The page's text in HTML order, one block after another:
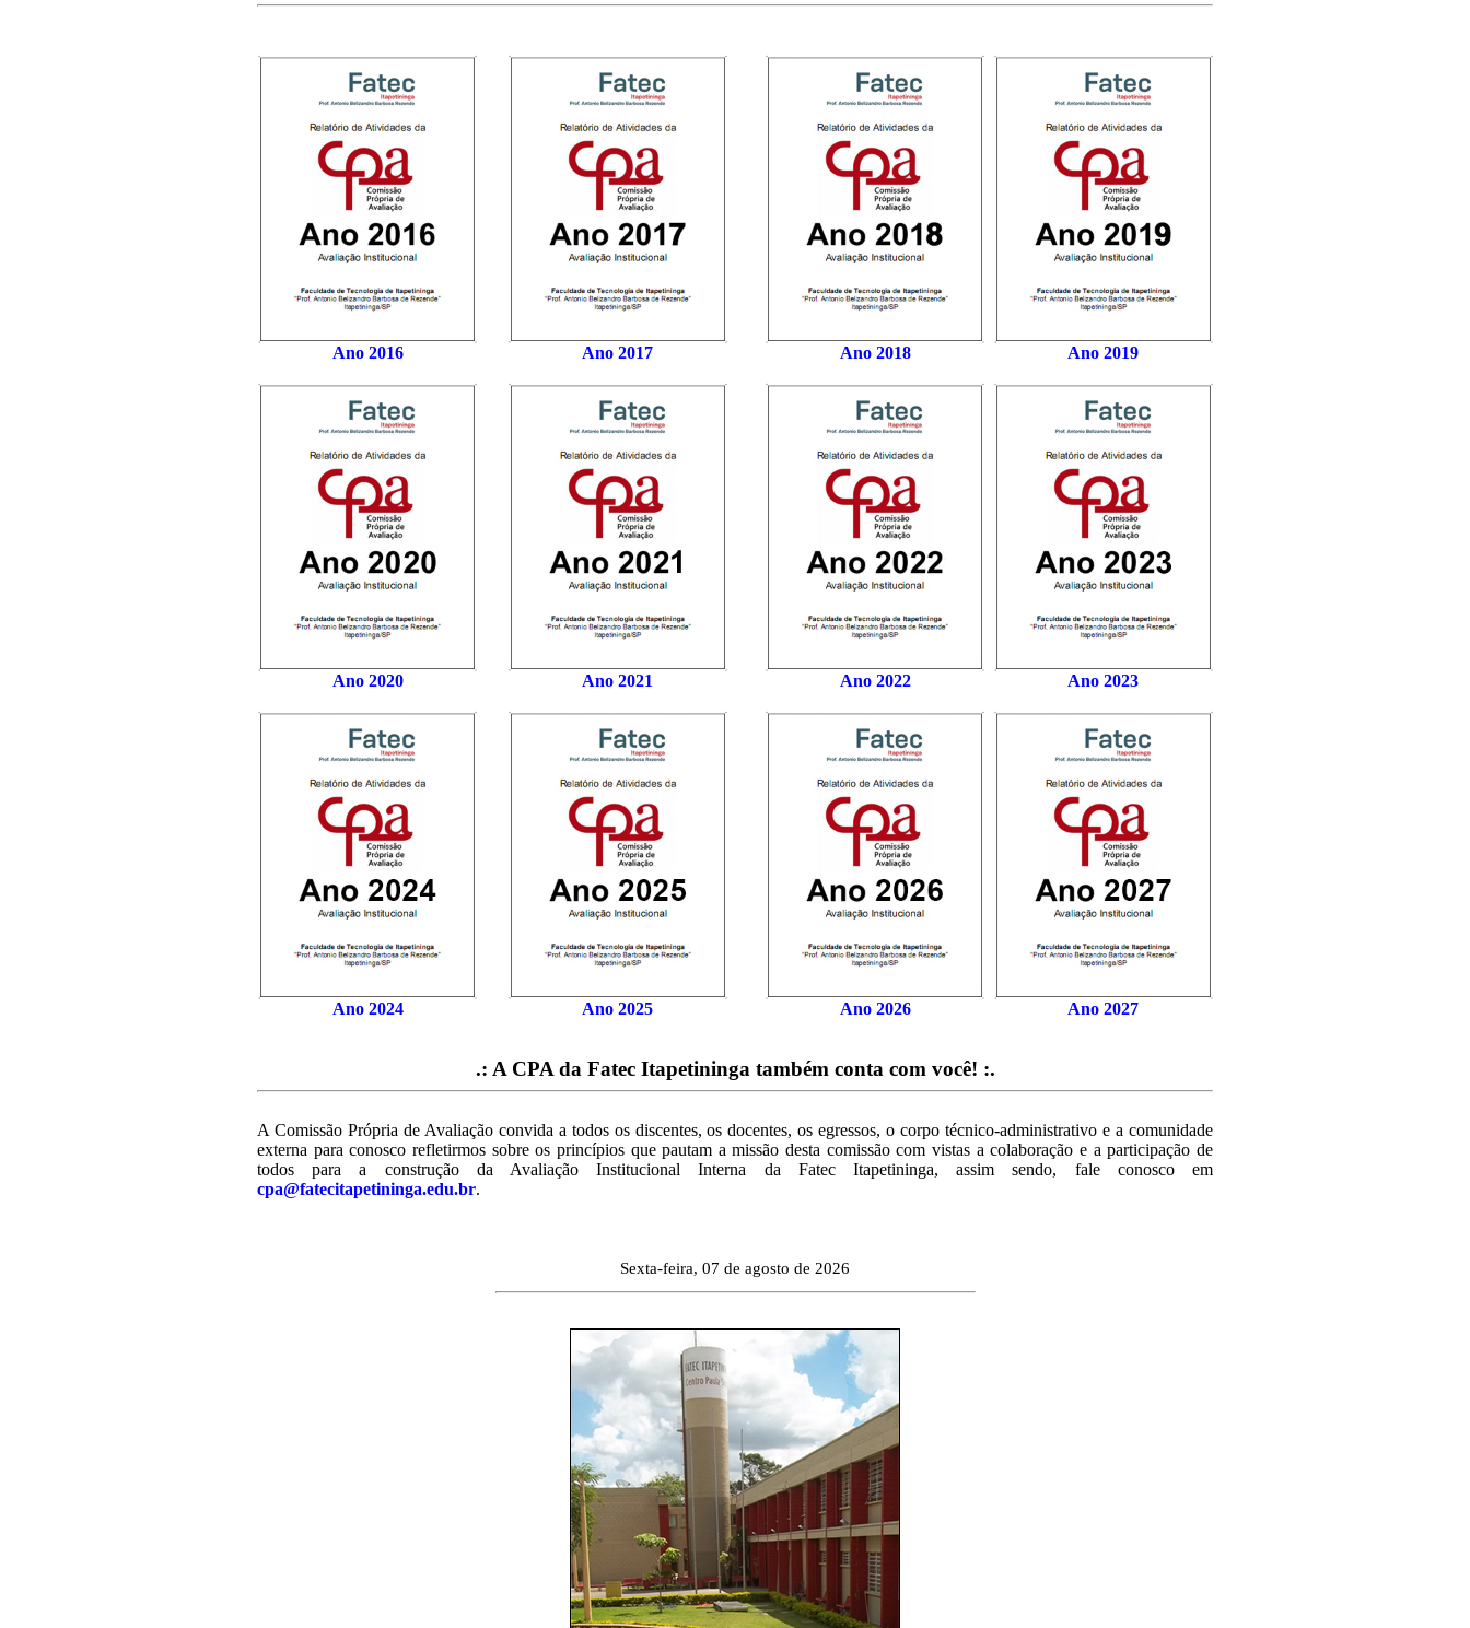
Ano 2016 Ano 2017 Ano 2018 Ano 2019
Ano 2020 Ano 2021 Ano 2022 Ano 2023
Ano 2024 Ano 2025 Ano 2026 Ano 2027
.: A CPA da Fatec Itapetininga também conta com você! :.
A Comissão Própria de Avaliação convida a todos os discentes, os docentes, os egressos, o corpo técnico-administrativo e a comunidade
externa para conosco refletirmos sobre os princípios que pautam a missão desta comissão com vistas a colaboração e a participação de
todos para a construção da Avaliação Institucional Interna da Fatec Itapetininga, assim sendo, fale conosco em
cpa@fatecitapetininga.edu.br.
Sexta-feira, 07 de agosto de 2026